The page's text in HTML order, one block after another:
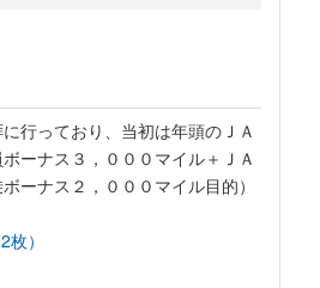
行っており、当初は年頭のＪＡ
ーナス３，０００マイル＋ＪＡ
ーナス２，０００マイル目的）
）